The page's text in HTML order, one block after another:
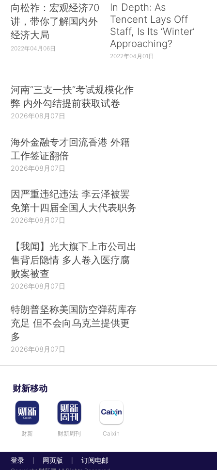
向松祚：宏观经济70
讲，带你了解国内外
经济大局
2022年04月06日
In Depth: As
Tencent Lays Off
Staff, Is Its ‘Winter’
Approaching?
2022年04月01日
河南“三支一扶”考试规模化作
弊 内外勾结提前获取试卷
2026年08月07日
海外金融专才回流香港 外籍
工作签证翻倍
2026年08月07日
因严重违纪违法 李云泽被罢
免第十四届全国人大代表职务
2026年08月07日
【我闻】光大旗下上市公司出
售背后隐情 多人卷入医疗腐
败案被查
2026年08月07日
特朗普坚称美国防空弹药库存
充足 但不会向乌克兰提供更
多
2026年08月07日
财新移动
财新 财新周刊 Caixin
登录 网页版 订阅电邮